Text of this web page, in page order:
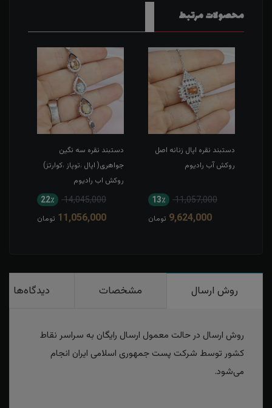
محصولات مرتبط
دستبند نقره اپال زنانه اصل
روکش آب رادیوم
11,057,000 13٪
9,624,000 تومان
دستبند نقره سه نگین
جواهری( اپال ،توپاز ،کوارتز)
روکش اب رادیوم
14,045,000 22٪
11,056,000 تومان
روش ارسال مشخصات دیدگاه‌ها
روش ارسال در حالت معمول ارسال رایگان به سراسر نقاط
کشور توسط شرکت پست جمهوری اسلامی ایران انجام
می‌شود.